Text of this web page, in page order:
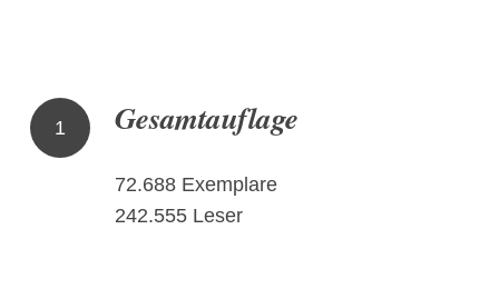
1 Gesamtauflage
72.688 Exemplare
242.555 Leser